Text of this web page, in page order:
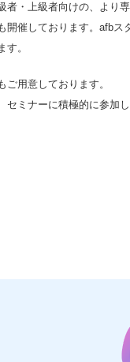
者・上級者向けの、より専
開催しております。afbス
。
用意しております。
セミナーに積極的に参加し